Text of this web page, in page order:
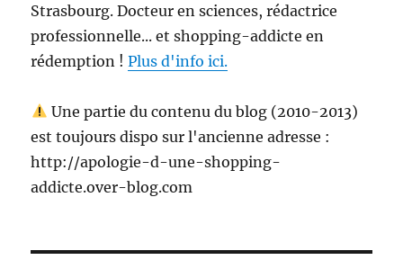
Strasbourg. Docteur en sciences, rédactrice
professionnelle... et shopping-addicte en
rédemption !Plus d'info ici.
Une partie du contenu du blog (2010-2013)
est toujours dispo sur l'ancienne adresse :
http://apologie-d-une-shopping-
addicte.over-blog.com